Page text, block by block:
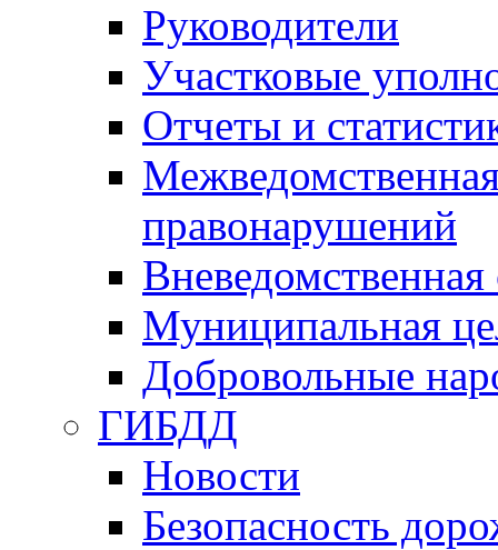
Руководители
Участковые
Отчеты и
правонарушений
Вневедомственная
Муниципальная
Добровольные
ГИБДД
Новости
Безопасность